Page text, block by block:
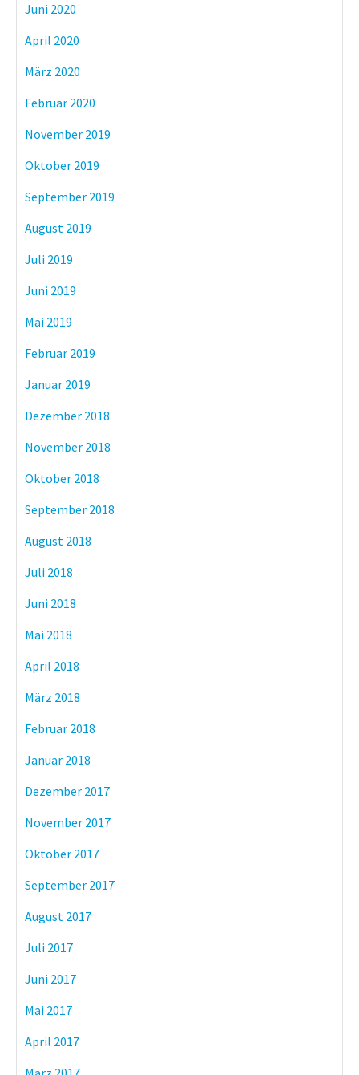
Juni 2020
April 2020
März 2020
Februar 2020
November 2019
Oktober 2019
September 2019
August 2019
Juli 2019
Juni 2019
Mai 2019
Februar 2019
Januar 2019
Dezember 2018
November 2018
Oktober 2018
September 2018
August 2018
Juli 2018
Juni 2018
Mai 2018
April 2018
März 2018
Februar 2018
Januar 2018
Dezember 2017
November 2017
Oktober 2017
September 2017
August 2017
Juli 2017
Juni 2017
Mai 2017
April 2017